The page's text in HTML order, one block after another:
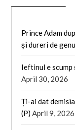
Prince Adam
și dureri de
Ieftinul e scump
April 30, 2026
Ți-ai dat
(P) April 9, 2026